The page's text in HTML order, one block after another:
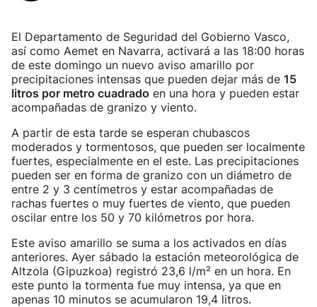
El Departamento de Seguridad del Gobierno Vasco,
así como Aemet en Navarra, activará a las 18:00 horas
de este domingo un nuevo aviso amarillo por
precipitaciones intensas que pueden dejar más de 15
litros por metro cuadrado en una hora y pueden estar
acompañadas de granizo y viento.
A partir de esta tarde se esperan chubascos
moderados y tormentosos, que pueden ser localmente
fuertes, especialmente en el este. Las precipitaciones
pueden ser en forma de granizo con un diámetro de
entre 2 y 3 centímetros y estar acompañadas de
rachas fuertes o muy fuertes de viento, que pueden
oscilar entre los 50 y 70 kilómetros por hora.
Este aviso amarillo se suma a los activados en días
anteriores. Ayer sábado la estación meteorológica de
Altzola (Gipuzkoa) registró 23,6 l/m² en un hora. En
este punto la tormenta fue muy intensa, ya que en
apenas 10 minutos se acumularon 19,4 litros.